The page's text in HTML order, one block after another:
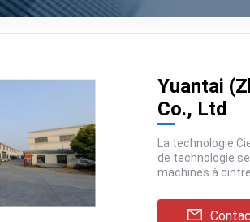
Yuantai
Co., Ltd
La technologie Cie., Ltd de machines de Yuantai est une principale entreprise
de technologie se spécialisant dans la fabrication et le développement des
machines à cintrer de tube de commande numérique par ordinateur.